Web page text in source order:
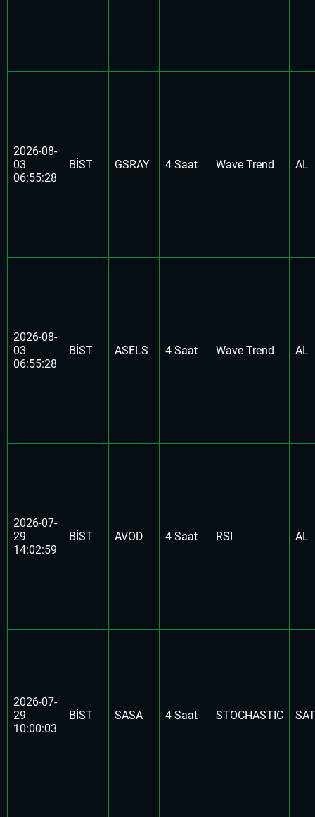
2026-08-
03
06:55:28
BİST GSRAY 4 Saat Wave Trend AL
2026-08-
03
06:55:28
BİST ASELS 4 Saat Wave Trend AL
2026-07-
29
14:02:59
BİST AVOD 4 Saat RSI AL
2026-07-
29
10:00:03
BİST SASA 4 Saat STOCHASTIC SAT